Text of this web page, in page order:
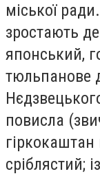
міської
зростають
японський,
тюльпанове
повисла
сріблястий;